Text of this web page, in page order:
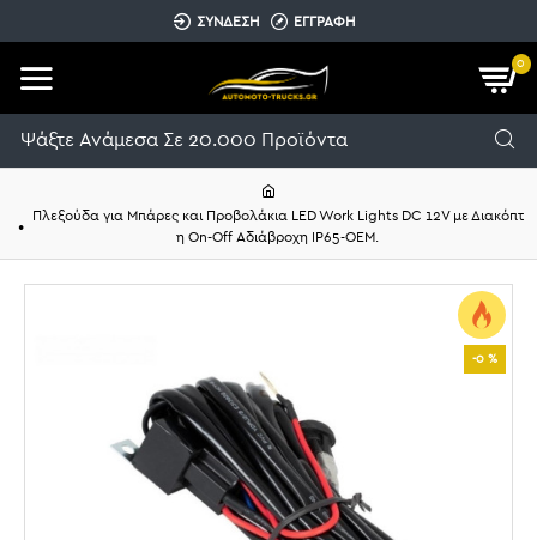
ΣΥΝΔΕΣΗ ΕΓΓΡΑΦΗ
0
Πλεξούδα για Μπάρες και Προβολάκια LED Work Lights DC 12V με Διακόπτ
η On-Off Αδιάβροχη IP65-OEM.
-0 %